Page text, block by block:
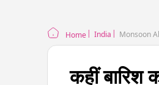
Home India
कहीं बारिश